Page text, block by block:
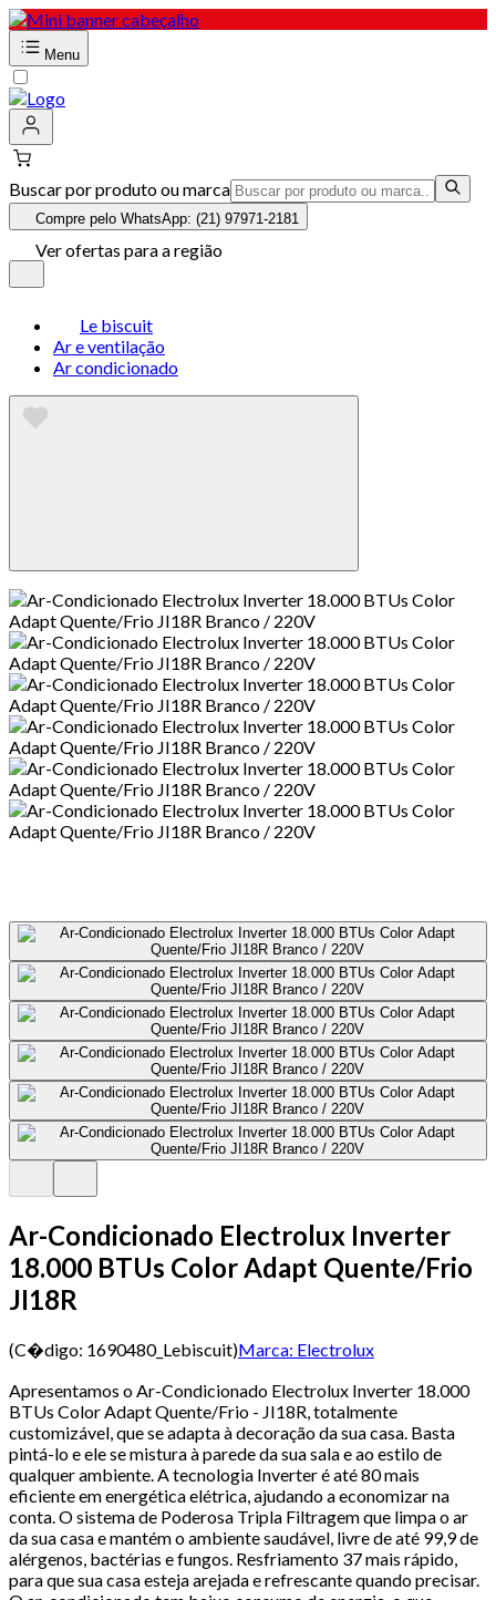
Menu
Buscar por produto ou marca
Compre pelo WhatsApp: (21) 97971-2181
Ver ofertas para a região
Le biscuit
Ar e ventilação
Ar condicionado
Ar-Condicionado Electrolux Inverter
18.000 BTUs Color Adapt Quente/Frio
JI18R
(C�digo: 1690480_Lebiscuit)Marca: Electrolux
Apresentamos o Ar-Condicionado Electrolux Inverter 18.000
BTUs Color Adapt Quente/Frio - JI18R, totalmente
customizável, que se adapta à decoração da sua casa. Basta
pintá-lo e ele se mistura à parede da sua sala e ao estilo de
qualquer ambiente. A tecnologia Inverter é até 80 mais
eficiente em energética elétrica, ajudando a economizar na
conta. O sistema de Poderosa Tripla Filtragem que limpa o ar
da sua casa e mantém o ambiente saudável, livre de até 99,9 de
alérgenos, bactérias e fungos. Resfriamento 37 mais rápido,
para que sua casa esteja arejada e refrescante quando precisar.